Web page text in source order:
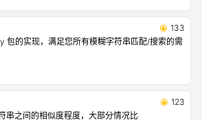
133
包的实现，满足您所有模糊字符串匹配/搜索的需
123
串之间的相似度程度，大部分情况比